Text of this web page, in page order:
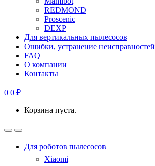
REDMOND
Proscenic
DEXP
Для вертикальных пылесосов
Ошибки, устранение неисправностей
FAQ
О компании
Контакты
0 0 ₽
Корзина пуста.
Для роботов пылесосов
Xiaomi